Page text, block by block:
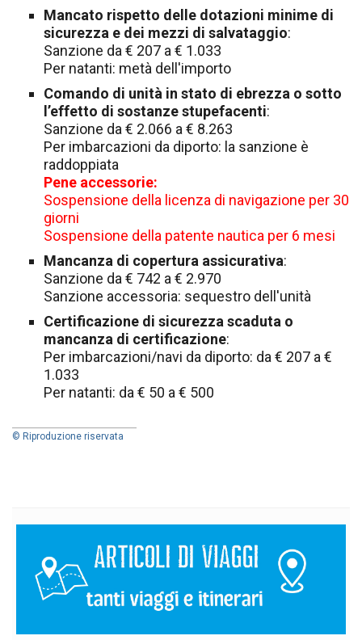
Mancato rispetto delle dotazioni minime di
sicurezza e dei mezzi di salvataggio:
Sanzione da € 207 a € 1.033
Per natanti: metà dell'importo
Comando di unità in stato di ebrezza o sotto
l’effetto di sostanze stupefacenti:
Sanzione da € 2.066 a € 8.263
Per imbarcazioni da diporto: la sanzione è
raddoppiata
Pene accessorie:
Sospensione della licenza di navigazione per 30
giorni
Sospensione della patente nautica per 6 mesi
Mancanza di copertura assicurativa:
Sanzione da € 742 a € 2.970
Sanzione accessoria: sequestro dell'unità
Certificazione di sicurezza scaduta o
mancanza di certificazione:
Per imbarcazioni/navi da diporto: da € 207 a €
1.033
Per natanti: da € 50 a € 500
© Riproduzione riservata